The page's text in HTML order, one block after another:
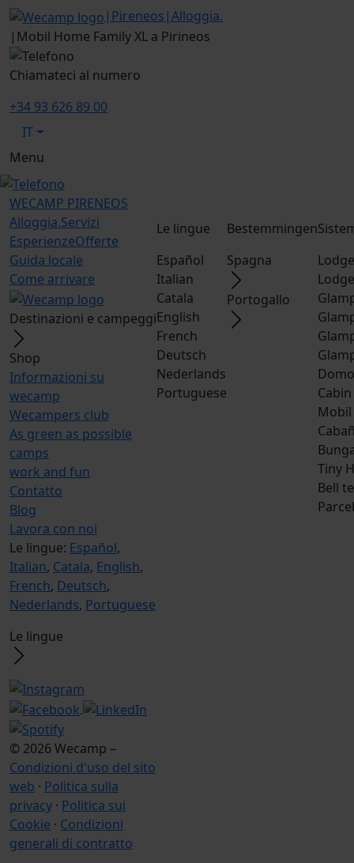
| Pireneos |Alloggia.
| Mobil Home Family XL a Pirineos
Chiamateci al numero
+34 93 626 89 00
IT
Menu
WECAMP PIRENEOS
Alloggia.Servizi
EsperienzeOfferte
Guida locale
Come arrivare
Destinazioni e campeggi
Shop
Informazioni su
wecamp
Wecampers club
As green as possible
camps
work and fun
Contatto
Blog
Lavora con noi
Le lingue: Español,
Italian, Catala, English,
French, Deutsch,
Nederlands, Portuguese
Le lingue
© 2026 Wecamp –
Condizioni d'uso del sito
web · Politica sulla
privacy · Politica sui
Cookie · Condizioni
generali di contratto
Le lingue
Español
Italian
Catala
English
French
Deutsch
Nederlands
Portuguese
Bestemmingen
Spagna
Portogallo
Domo
Mobil
Tiny
Bell